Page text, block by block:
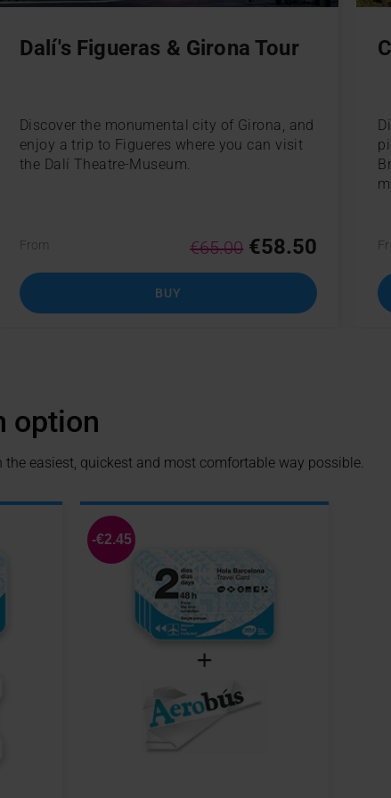
Dalí's Figueras & Girona Tour
Discover the monumental city of Girona, and
enjoy a trip to Figueres where you can visit
the Dalí Theatre-Museum.
From €58.50
€65.00
BUY
option
easiest, quickest and most comfortable way possible.